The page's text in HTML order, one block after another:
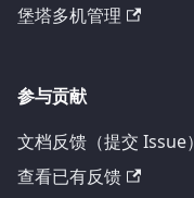
堡塔多机管理
参与贡献
文档反馈（提交 Issue）
查看已有反馈